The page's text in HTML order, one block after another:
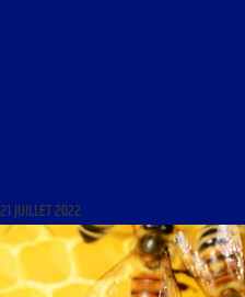
21 JUILLET 2022